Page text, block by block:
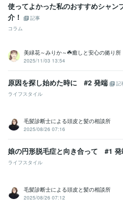
使ってよかった私のおすすめシャン
介！
記事
コラム
美緑花～みりか～☘️癒しと安心の拠り所
2025/11/03 13:54
原因を探し始めた時に #2 発端
記
ライフスタイル
毛髪診断士による頭皮と髪の相談所
2025/08/26 07:16
娘の円形脱毛症と向き合って #1 発
ライフスタイル
毛髪診断士による頭皮と髪の相談所
2025/08/26 07:12